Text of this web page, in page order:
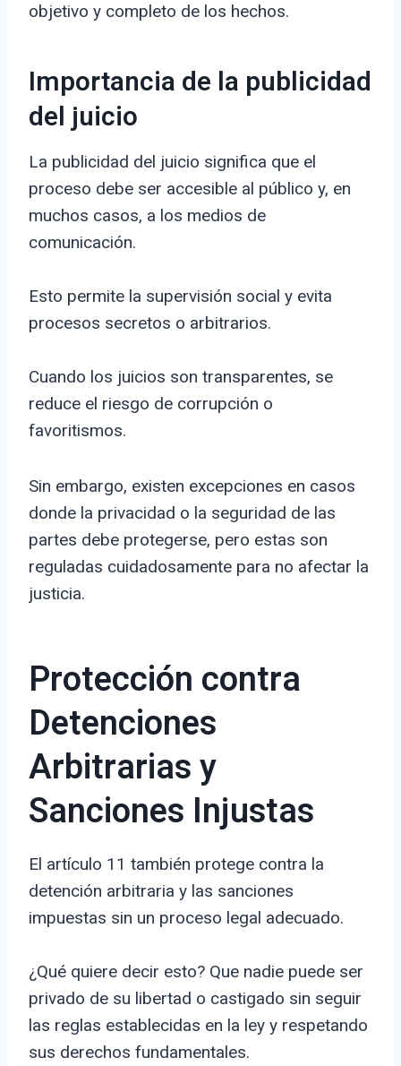
objetivo y completo de los hechos.
Importancia de la publicidad
del juicio
La publicidad del juicio significa que el
proceso debe ser accesible al público y, en
muchos casos, a los medios de
comunicación.
Esto permite la supervisión social y evita
procesos secretos o arbitrarios.
Cuando los juicios son transparentes, se
reduce el riesgo de corrupción o
favoritismos.
Sin embargo, existen excepciones en casos
donde la privacidad o la seguridad de las
partes debe protegerse, pero estas son
reguladas cuidadosamente para no afectar la
justicia.
Protección contra
Detenciones
Arbitrarias y
Sanciones Injustas
El artículo 11 también protege contra la
detención arbitraria y las sanciones
impuestas sin un proceso legal adecuado.
¿Qué quiere decir esto? Que nadie puede ser
privado de su libertad o castigado sin seguir
las reglas establecidas en la ley y respetando
sus derechos fundamentales.